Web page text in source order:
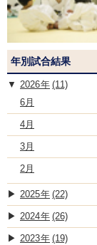
年別試合結果
2026
(11)
6月
4月
3月
2月
2025 (22)
2024 (26)
2023 (19)